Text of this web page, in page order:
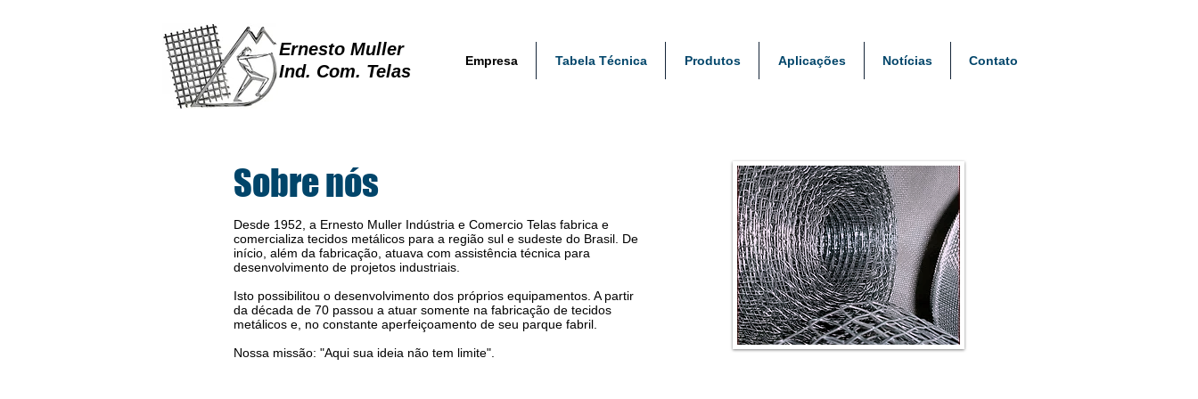
Ernesto Muller
Ind. Com. Telas
Empresa Tabela Técnica Produtos Aplicações Notícias Contato
Sobre nós
Desde 1952, a Ernesto Muller Indústria e Comercio Telas fabrica e
comercializa tecidos metálicos para a região sul e sudeste do Brasil. De
início, além da fabricação, atuava com assistência técnica para
desenvolvimento de projetos industriais.
Isto possibilitou o desenvolvimento dos próprios equipamentos. A partir
da década de 70 passou a atuar somente na fabricação de tecidos
metálicos e, no constante aperfeiçoamento de seu parque fabril.
Nossa missão: "Aqui sua ideia não tem limite".